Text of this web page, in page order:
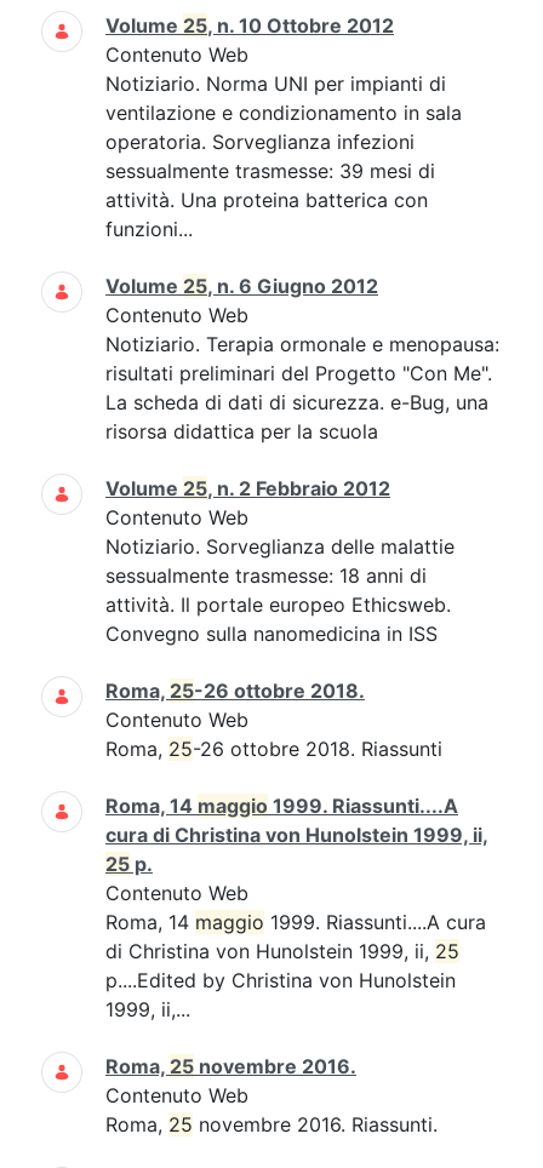
Volume 25, n. 10 Ottobre 2012
Contenuto Web
Notiziario. Norma UNI per impianti di
ventilazione e condizionamento in sala
operatoria. Sorveglianza infezioni
sessualmente trasmesse: 39 mesi di
attività. Una proteina batterica con
funzioni...
Volume 25, n. 6 Giugno 2012
Contenuto Web
Notiziario. Terapia ormonale e menopausa:
risultati preliminari del Progetto "Con Me".
La scheda di dati di sicurezza. e-Bug, una
risorsa didattica per la scuola
Volume 25, n. 2 Febbraio 2012
Contenuto Web
Notiziario. Sorveglianza delle malattie
sessualmente trasmesse: 18 anni di
attività. Il portale europeo Ethicsweb.
Convegno sulla nanomedicina in ISS
Roma, 25-26 ottobre 2018.
Contenuto Web
Roma, 25-26 ottobre 2018. Riassunti
Roma, 14 maggio 1999. Riassunti....A
cura di Christina von Hunolstein 1999, ii,
25 p.
Contenuto Web
Roma, 14 maggio 1999. Riassunti....A cura
di Christina von Hunolstein 1999, ii, 25
p....Edited by Christina von Hunolstein
1999, ii,...
Roma, 25 novembre 2016.
Contenuto Web
Roma, 25 novembre 2016. Riassunti.